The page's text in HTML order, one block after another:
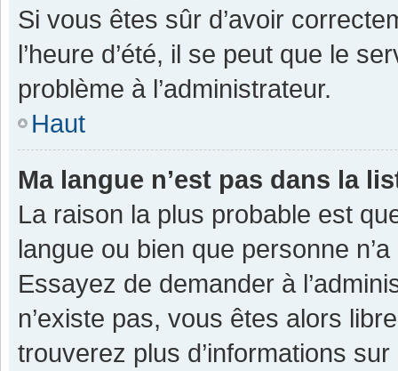
Si vous êtes sûr d’avoir
l’heure d’été, il se peut que le
problème à l’administrateur.
Haut
Ma langue n’est pas dans la
La raison la plus probable est
langue ou bien que personne
Essayez de demander à
n’existe pas, vous êtes alors
trouverez plus d’informations